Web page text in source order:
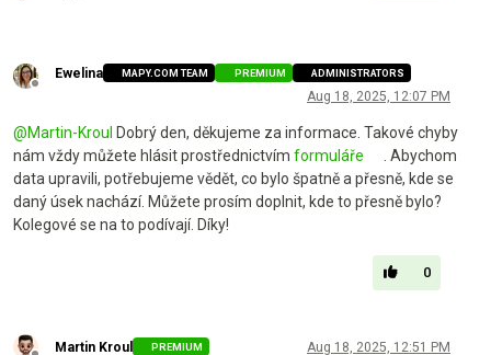
Offline
Ewelina MAPY.COM TEAM PREMIUM ADMINISTRATORS
Aug 18, 2025, 12:07 PM
@Martin-Kroul Dobrý den, děkujeme za informace. Takové chyby
nám vždy můžete hlásit prostřednictvím formuláře
. Abychom
data upravili, potřebujeme vědět, co bylo špatně a přesně, kde se
daný úsek nachází. Můžete prosím doplnit, kde to přesně bylo?
Kolegové se na to podívají. Díky!
0
Martin Kroul PREMIUM Aug 18, 2025, 12:51 PM